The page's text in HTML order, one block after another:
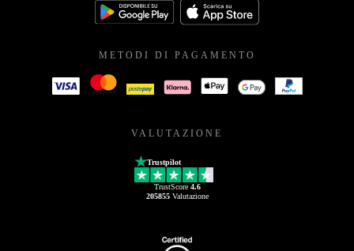
METODI DI PAGAMENTO
VALUTAZIONE
Trustpilot
TrustScore 4.6
205855Valutazione